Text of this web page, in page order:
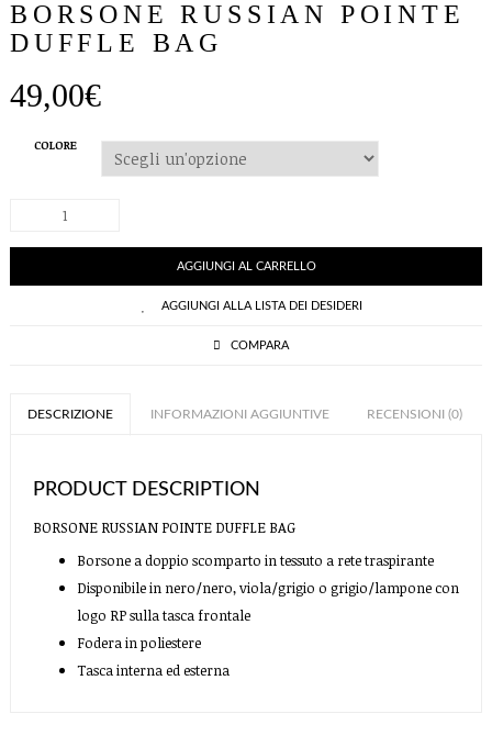
BORSONE RUSSIAN POINTE
DUFFLE BAG
49,00€
COLORE
BORSONE
POINTE
BAG
AGGIUNGI AL CARRELLO
AGGIUNGI ALLA LISTA DEI DESIDERI
COMPARA
DESCRIZIONE INFORMAZIONI AGGIUNTIVE RECENSIONI (0)
PRODUCT DESCRIPTION
BORSONE RUSSIAN POINTE DUFFLE BAG
Borsone a doppio scomparto in tessuto a rete traspirante
Disponibile in nero/nero, viola/grigio o grigio/lampone con
logo RP sulla tasca frontale
Fodera in poliestere
Tasca interna ed esterna